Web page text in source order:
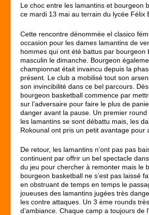
Le choc entre les lamantins et bourgeon
ce mardi 13 mai au terrain du lycée Félix
Cette rencontre dénommée el clasico
occasion pour les dames lamantins de
hommes qui ont été battus par bourgeon
masculin le dimanche. Bourgeon
championnat était invaincu depuis la
présent. Le club a mobilisé tout son
son invincibilité dans ce bel parcours. Dès
bourgeon basketball commence par
sur l’adversaire pour faire le plus de
danger avant la pause. Un premier round
les lamantins se sont débattu mais, les
Rokounal ont pris un petit avantage pour
De retour, les lamantins n’ont pas pas
continuent par offrir un bel spectacle
du jeu pour chercher à remonter mais le
bourgeon basketball ne s’est pas laissé
en obstruant de temps en temps le
joueuses des lamantins jugées très
les contre attaques. Un 3 ème rounds
d’ambiance. Chaque camp a toujours de